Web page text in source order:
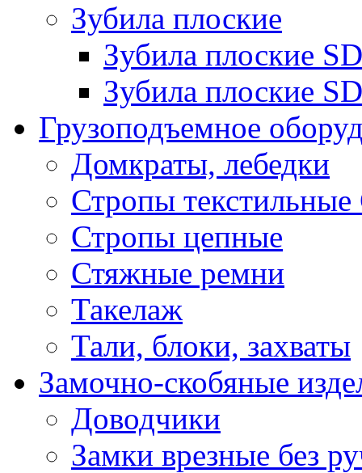
Зубила плоские
Зубила плоские
Зубила плоские
Грузоподъемное
Домкраты, лебедки
Стропы
Стропы цепные
Стяжные ремни
Такелаж
Тали, блоки, захваты
Замочно-скобяные
Доводчики
Замки врезные без